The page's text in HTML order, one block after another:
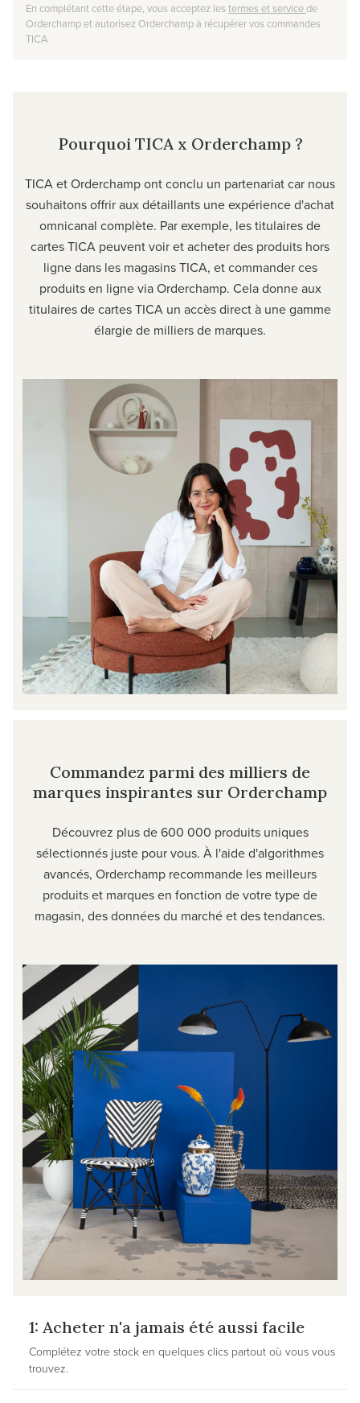
En complétant cette étape, vous acceptez les termes et servicede
Orderchamp et autorisez Orderchamp à récupérer vos commandes
TICA
Pourquoi TICA x Orderchamp ?
TICA et Orderchamp ont conclu un partenariat car nous
souhaitons offrir aux détaillants une expérience d'achat
omnicanal complète. Par exemple, les titulaires de
cartes TICA peuvent voir et acheter des produits hors
ligne dans les magasins TICA, et commander ces
produits en ligne via Orderchamp. Cela donne aux
titulaires de cartes TICA un accès direct à une gamme
élargie de milliers de marques.
Commandez parmi des milliers de
marques inspirantes sur Orderchamp
Découvrez plus de 600 000 produits uniques
sélectionnés juste pour vous. À l'aide d'algorithmes
avancés, Orderchamp recommande les meilleurs
produits et marques en fonction de votre type de
magasin, des données du marché et des tendances.
1: Acheter n'a jamais été aussi facile
Complétez votre stock en quelques clics partout où vous vous
trouvez.